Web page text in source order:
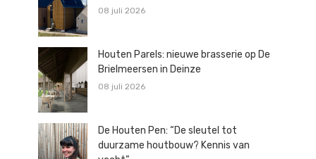
08 juli 2026
Houten Parels: nieuwe brasserie op De
Brielmeersen in Deinze
08 juli 2026
De Houten Pen: “De sleutel tot
duurzame houtbouw? Kennis van